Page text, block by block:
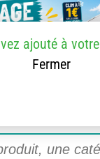
et pièces
ajouté à votre
Fermer